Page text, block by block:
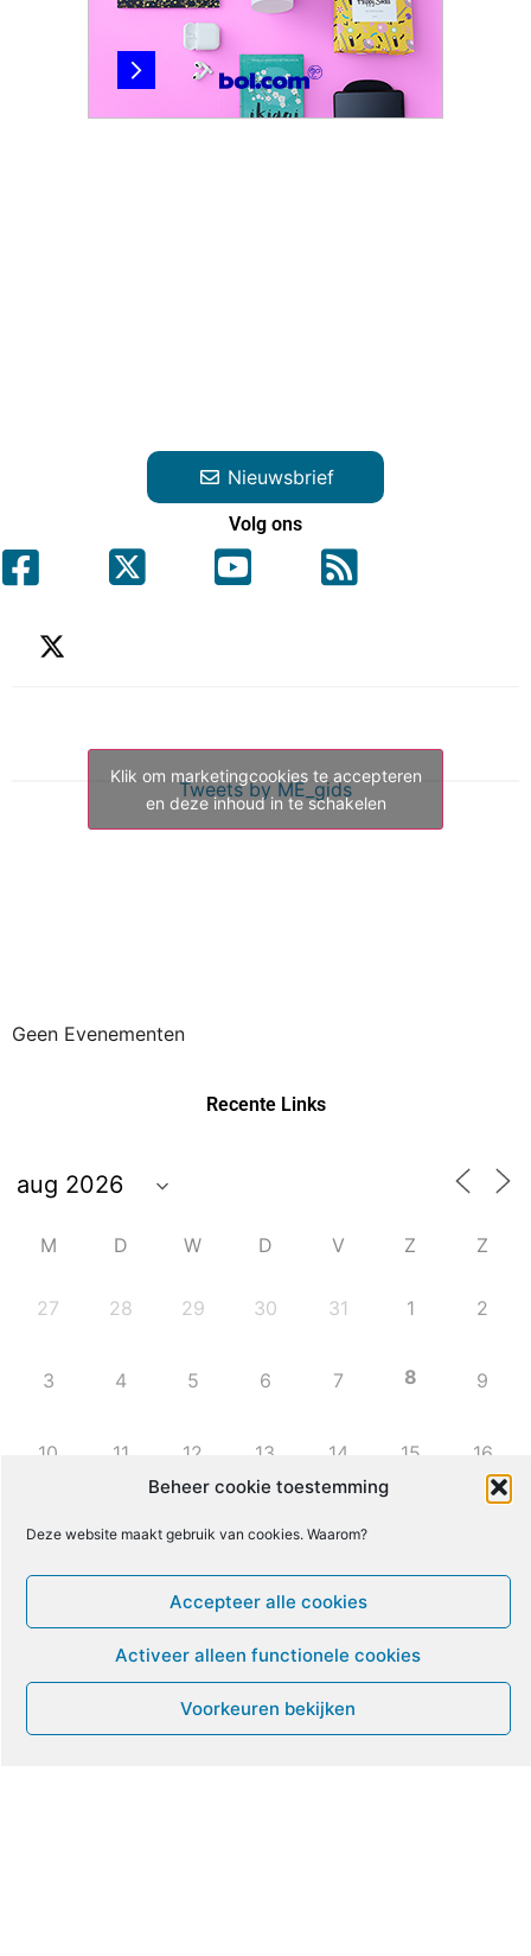
Beheer cookie toestemming
Deze website maakt gebruik van cookies. Waarom?
Accepteer alle cookies
Activeer alleen functionele cookies
Voorkeuren bekijken
Nieuwsbrief
Volg ons
Tweets by ME_gids
Klik om marketingcookies te accepteren
en deze inhoud in te schakelen
Geen Evenementen
Recente Links
M D W D V Z Z
27 28 29 30 31 1 2
3 4 5 6 7 8 9
10 11 12 13 14 15 16
17 18 19 20 21
26 27 28
2 4 5